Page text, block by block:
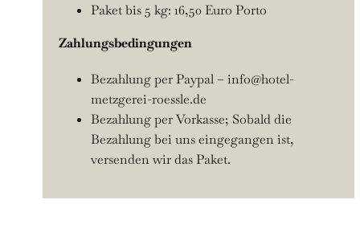
Paket bis 5 kg: 16,50 Euro Porto
Zahlungsbedingungen
Bezahlung per Paypal – info@hotel-
metzgerei-roessle.de
Bezahlung per Vorkasse; Sobald die
Bezahlung bei uns eingegangen ist,
versenden wir das Paket.